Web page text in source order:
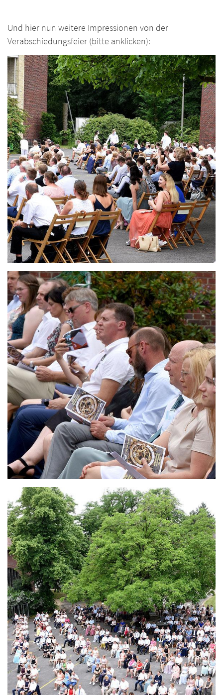
Und hier nun weitere Impressionen von der
Verabschiedungsfeier (bitte anklicken):